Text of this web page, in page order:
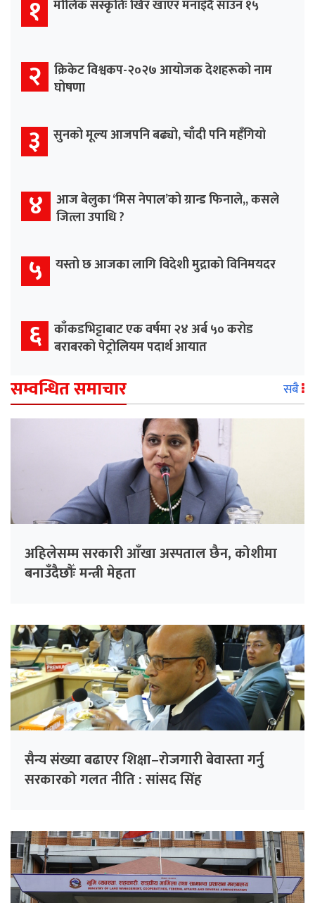
१ मौलिक संस्कृतिः खिर खाएर मनाइँदै साउन १५
२ क्रिकेट विश्वकप-२०२७ आयोजक देशहरूको नाम
घोषणा
३ सुनको मूल्य आजपनि बढ्यो, चाँदी पनि महँगियो
४ आज बेलुका ‘मिस नेपाल’को ग्रान्ड फिनाले,, कसले
जित्ला उपाधि ?
५ यस्तो छ आजका लागि विदेशी मुद्राको विनिमयदर
६ काँकडभिट्टाबाट एक वर्षमा २४ अर्ब ५० करोड
बराबरको पेट्रोलियम पदार्थ आयात
सम्वन्धित समाचार सबै
अहिलेसम्म सरकारी आँखा अस्पताल छैन, कोशीमा
बनाउँदैछौँः मन्त्री मेहता
सैन्य संख्या बढाएर शिक्षा–रोजगारी बेवास्ता गर्नु
सरकारको गलत नीति : सांसद सिंह